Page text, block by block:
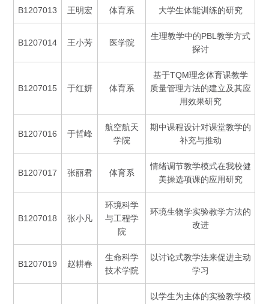
B1207013 王明宏 体育系 大学生体能训练的研究
B1207014 王小芳 医学院
生理教学中的PBL教学方式
探讨
B1207015 于红妍 体育系
基于TQM理念体育课教学
质量管理方法的建立及其应
用效果研究
B1207016 于哲峰
航空航天
学院
期中课程设计对课堂教学的
补充与推动
B1207017 张丽君 体育系
情绪调节教学模式在我校健
美操选项课的应用研究
B1207018 张小凡
环境科学
与工程学
院
环境生物学实验教学方法的
改进
B1207019 赵耕春
生命科学
技术学院
以讨论式教学法来促进主动
学习
以学生为主体的实验教学模